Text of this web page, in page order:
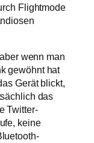
Flightmode
wenn man
gewöhnt hat
Gerät blickt,
das
Twitter-
keine